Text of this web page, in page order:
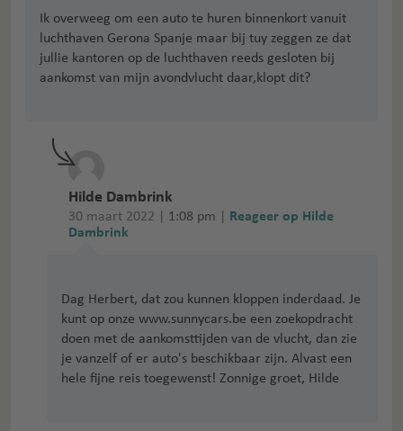
Ik overweeg om een auto te huren binnenkort vanuit
luchthaven Gerona Spanje maar bij tuy zeggen ze dat
jullie kantoren op de luchthaven reeds gesloten bij
aankomst van mijn avondvlucht daar,klopt dit?
Hilde Dambrink
30 maart 2022 | 1:08 pm
Reageer op Hilde
Dambrink
Dag Herbert, dat zou kunnen kloppen inderdaad. Je
kunt op onze www.sunnycars.be een zoekopdracht
doen met de aankomsttijden van de vlucht, dan zie
je vanzelf of er auto's beschikbaar zijn. Alvast een
hele fijne reis toegewenst! Zonnige groet, Hilde